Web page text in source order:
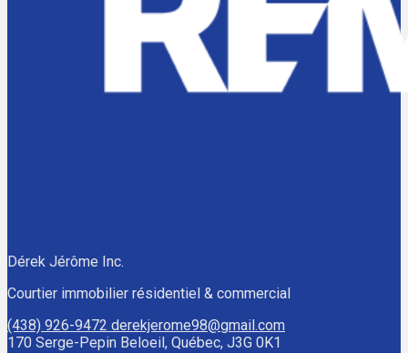
Dérek Jérôme Inc.
Courtier immobilier résidentiel & commercial
(438) 926-9472 derekjerome98@gmail.com
170 Serge-Pepin Beloeil, Québec, J3G 0K1